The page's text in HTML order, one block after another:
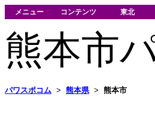
メニュー コンテンツ 東北
熊本市
パワスポコム > 熊本県 > 熊本市